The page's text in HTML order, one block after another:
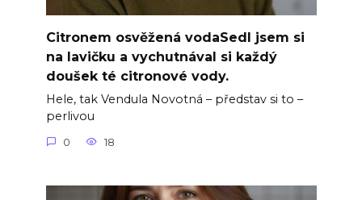
Citronem osvěžená vodaSedl jsem si
na lavičku a vychutnával si každý
doušek té citronové vody.
Hele, tak Vendula Novotná – představ si to –
perlivou
0 18